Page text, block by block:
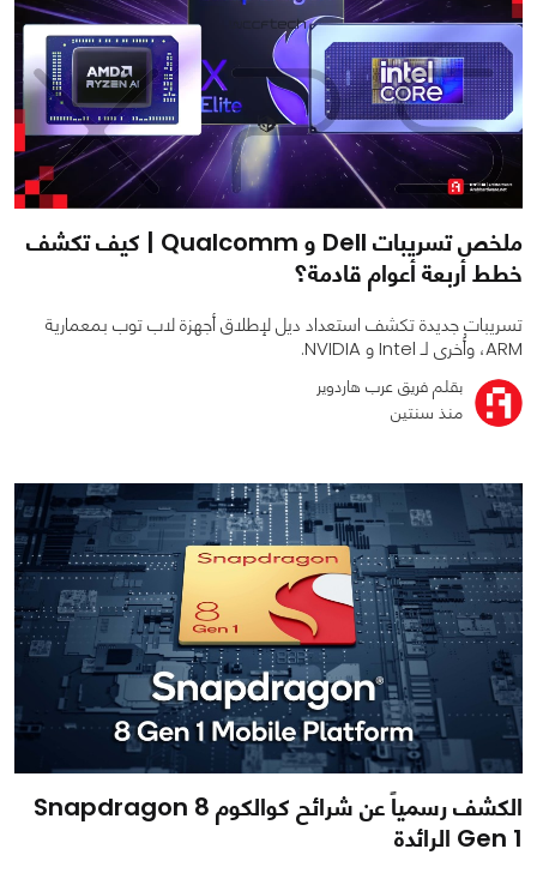
ملخص تسريبات Dell و Qualcomm | كيف تكشف
خطط أربعة أعوام قادمة؟
تسريبات جديدة تكشف استعداد ديل لإطلاق أجهزة لاب توب بمعمارية
ARM، وأُخرى لـ Intel و NVIDIA.
بقلم فريق عرب هاردوير
منذ سنتين
الكشف رسمياً عن شرائح كوالكوم Snapdragon 8
Gen 1 الرائدة